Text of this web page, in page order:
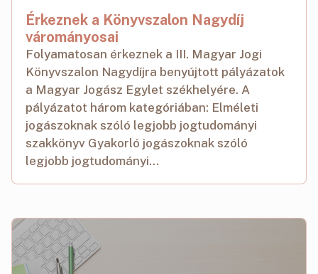
Érkeznek a Könyvszalon Nagydíj
várományosai
Folyamatosan érkeznek a III. Magyar Jogi
Könyvszalon Nagydíjra benyújtott pályázatok
a Magyar Jogász Egylet székhelyére. A
pályázatot három kategóriában: Elméleti
jogászoknak szóló legjobb jogtudományi
szakkönyv Gyakorló jogászoknak szóló
legjobb jogtudományi...